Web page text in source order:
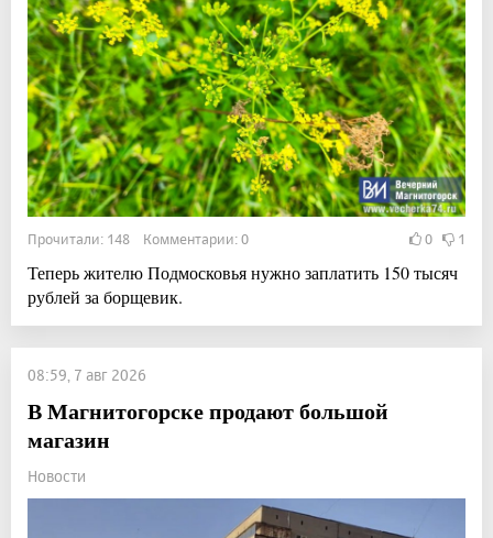
Прочитали: 148 Комментарии: 0 0 1
Теперь жителю Подмосковья нужно заплатить 150 тысяч
рублей за борщевик.
08:59, 7 авг 2026
В Магнитогорске продают большой
магазин
Новости